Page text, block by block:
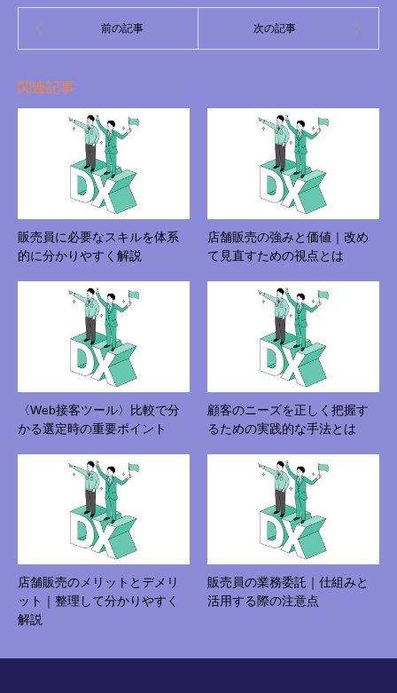
関連記事
販売員に必要なスキルを体系
的に分かりやすく解説
店舗販売の強みと価値｜改め
て見直すための視点とは
〈Web接客ツール〉比較で分
かる選定時の重要ポイント
顧客のニーズを正しく把握す
るための実践的な手法とは
店舗販売のメリットとデメリ
ット｜整理して分かりやすく
解説
販売員の業務委託｜仕組みと
活用する際の注意点